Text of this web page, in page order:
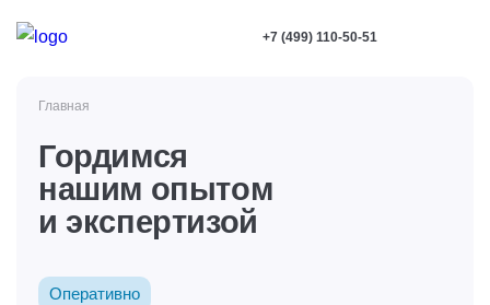
+7 (499) 110-50-51
Главная
Гордимся
нашим опытом
и экспертизой
Оперативно